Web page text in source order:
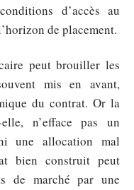
d’accès au
de placement.
peut brouiller les
mis en avant,
du contrat. Or la
n’efface pas un
une allocation mal
bien construit peut
de marché par une